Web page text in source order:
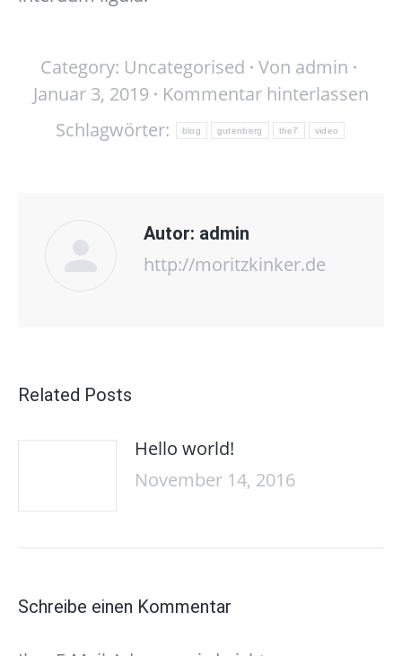
Category: Uncategorised Von admin
Januar 3, 2019
Kommentar hinterlassen
Schlagwörter:
blog gutenberg the7 video
Autor: admin
http://moritzkinker.de
Related Posts
Hello world!
November 14, 2016
Schreibe einen Kommentar